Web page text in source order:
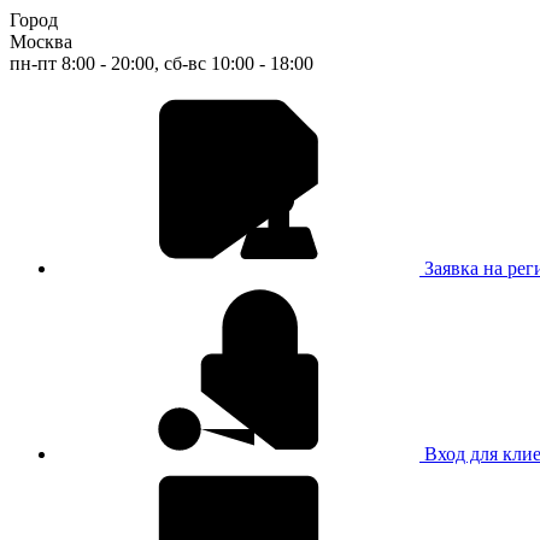
Город
Москва
пн-пт 8:00 - 20:00, сб-вс 10:00 - 18:00
Заявка на
Вход для